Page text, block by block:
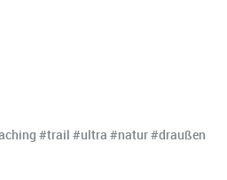
#trail #ultra #natur #draußen